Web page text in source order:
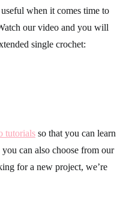
when it comes time to
our video and you will
single crochet:
tutorials so that you can learn
can also choose from our
for a new project, we’re